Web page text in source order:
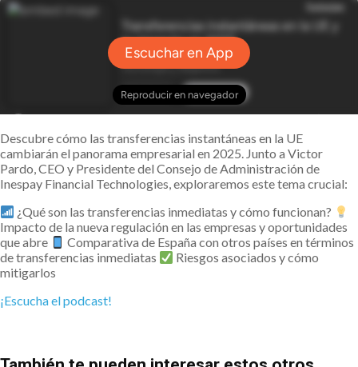
Descubre cómo las transferencias instantáneas en la UE
cambiarán el panorama empresarial en 2025. Junto a Victor
Pardo, CEO y Presidente del Consejo de Administración de
Inespay Financial Technologies, exploraremos este tema crucial:
¿Qué son las transferencias inmediatas y cómo funcionan?
Impacto de la nueva regulación en las empresas y oportunidades
que abre
Comparativa de España con otros países en términos
de transferencias inmediatas
Riesgos asociados y cómo
mitigarlos
¡Escucha el podcast!